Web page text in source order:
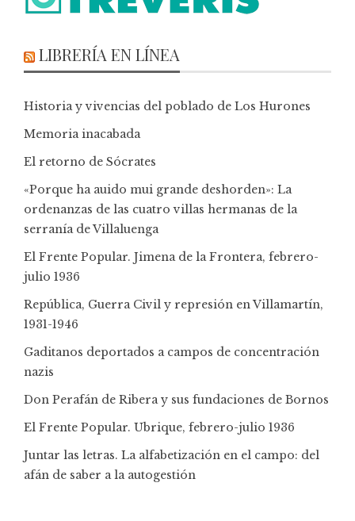
LIBRERÍA EN LÍNEA
Historia y vivencias del poblado de Los Hurones
Memoria inacabada
El retorno de Sócrates
«Porque ha auido mui grande deshorden»: La
ordenanzas de las cuatro villas hermanas de la
serranía de Villaluenga
El Frente Popular. Jimena de la Frontera, febrero-
julio 1936
República, Guerra Civil y represión en Villamartín,
1931-1946
Gaditanos deportados a campos de concentración
nazis
Don Perafán de Ribera y sus fundaciones de Bornos
El Frente Popular. Ubrique, febrero-julio 1936
Juntar las letras. La alfabetización en el campo: del
afán de saber a la autogestión